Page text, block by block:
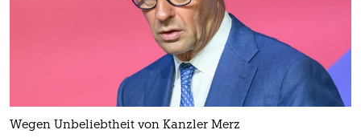
Wegen Unbeliebtheit von Kanzler Merz